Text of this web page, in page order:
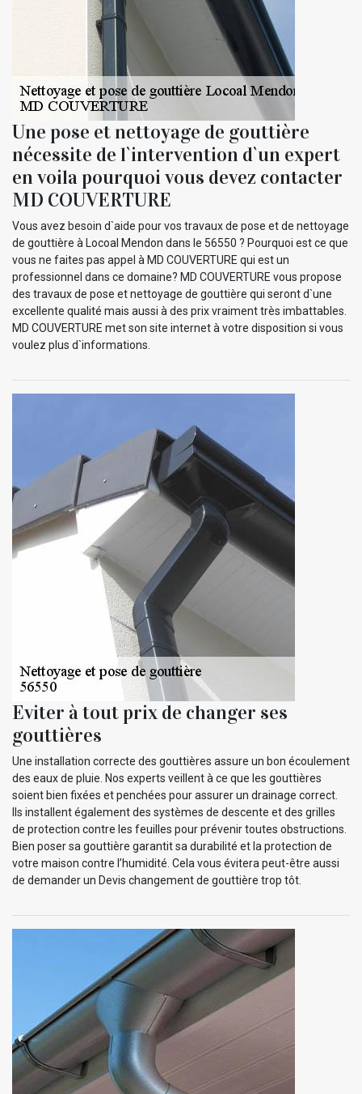
Une pose et nettoyage de gouttière
nécessite de l`intervention d`un expert
en voila pourquoi vous devez contacter
MD COUVERTURE
Vous avez besoin d`aide pour vos travaux de pose et de nettoyage
de gouttière à Locoal Mendon dans le 56550 ? Pourquoi est ce que
vous ne faites pas appel à MD COUVERTURE qui est un
professionnel dans ce domaine? MD COUVERTURE vous propose
des travaux de pose et nettoyage de gouttière qui seront d`une
excellente qualité mais aussi à des prix vraiment très imbattables.
MD COUVERTURE met son site internet à votre disposition si vous
voulez plus d`informations.
Eviter à tout prix de changer ses
gouttières
Une installation correcte des gouttières assure un bon écoulement
des eaux de pluie. Nos experts veillent à ce que les gouttières
soient bien fixées et penchées pour assurer un drainage correct.
Ils installent également des systèmes de descente et des grilles
de protection contre les feuilles pour prévenir toutes obstructions.
Bien poser sa gouttière garantit sa durabilité et la protection de
votre maison contre l’humidité. Cela vous évitera peut-être aussi
de demander un Devis changement de gouttière trop tôt.